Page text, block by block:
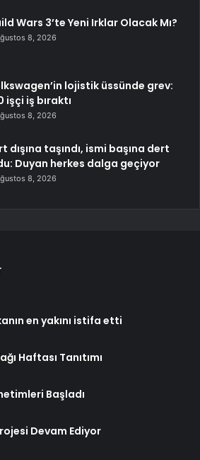
Wars 3’te Yeni Irklar Olacak Mı?
8, 2026
lojistik üssünde grev:
işçi iş bıraktı
8, 2026
dışına taşındı, ismi başına dert
Duyan herkes dalga geçiyor
8, 2026
en yakını istifa etti
Haftası Tanıtımı
Başladı
Devam Ediyor